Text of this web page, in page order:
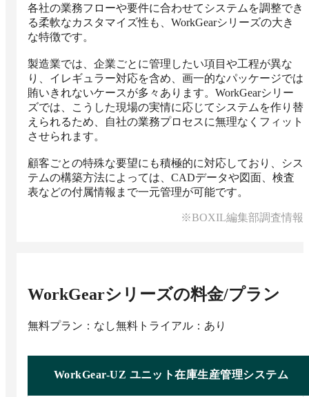
各社の業務フローや要件に合わせてシステムを調整でき
る柔軟なカスタマイズ性も、WorkGearシリーズの大き
な特徴です。
製造業では、企業ごとに管理したい項目や工程が異な
り、イレギュラー対応を含め、画一的なパッケージでは
賄いきれないケースが多々あります。WorkGearシリー
ズでは、こうした現場の実情に応じてシステムを作り替
えられるため、自社の業務プロセスに無理なくフィット
させられます。
顧客ごとの特殊な要望にも積極的に対応しており、シス
テムの構築方法によっては、CADデータや図面、検査
表などの付属情報まで一元管理が可能です。
※BOXIL編集部調査情報
WorkGearシリーズの料金/プラン
無料プラン：なし無料トライアル：あり
WorkGear-UZ ユニット在庫生産管理システム